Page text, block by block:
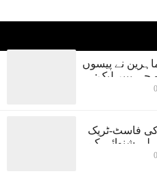
نے پیسوں
جی پیپر لیک:
شیٹ میں
کی فاسٹ-ٹریک
شنوائی کے